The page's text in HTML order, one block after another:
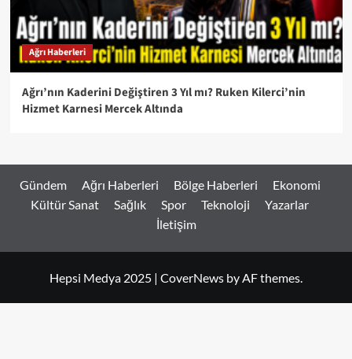
Ağrı Haberleri
Ağrı’nın Kaderini Değiştiren 3 Yıl mı? Ruken Kilerci’nin
Hizmet Karnesi Mercek Altında
Gündem Ağrı Haberleri Bölge Haberleri
Ekonomi
Kültür Sanat
Sağlık Spor Teknoloji
Yazarlar
İletişim
Hepsi Medya 2025 | CoverNews by AF themes.